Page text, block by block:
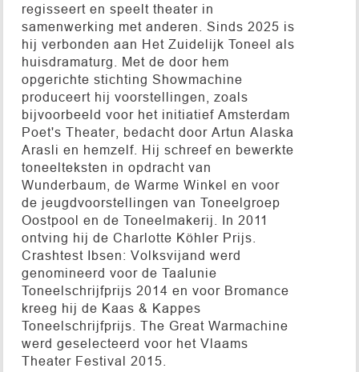
regisseert en speelt theater in
samenwerking met anderen. Sinds 2025 is
hij verbonden aan Het Zuidelijk Toneel als
huisdramaturg. Met de door hem
opgerichte stichting Showmachine
produceert hij voorstellingen, zoals
bijvoorbeeld voor het initiatief Amsterdam
Poet's Theater, bedacht door Artun Alaska
Arasli en hemzelf. Hij schreef en bewerkte
toneelteksten in opdracht van
Wunderbaum, de Warme Winkel en voor
de jeugdvoorstellingen van Toneelgroep
Oostpool en de Toneelmakerij. In 2011
ontving hij de Charlotte Köhler Prijs.
Crashtest Ibsen: Volksvijand werd
genomineerd voor de Taalunie
Toneelschrijfprijs 2014 en voor Bromance
kreeg hij de Kaas & Kappes
Toneelschrijfprijs. The Great Warmachine
werd geselecteerd voor het Vlaams
Theater Festival 2015.